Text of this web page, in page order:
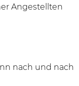
Angestellten
nach und nach